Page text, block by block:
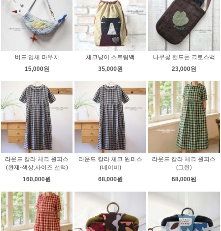
버드 입체 파우치
15,000원
체크냥이 스트링백
35,000원
나무꽃 핸드폰 크로스백
23,000원
라운드 칼라 체크 원피스
(완제-색상,사이즈 선택)
160,000원
라운드 칼라 체크 원피스
(네이비)
68,000원
라운드 칼라 체크 원피스
(그린)
68,000원